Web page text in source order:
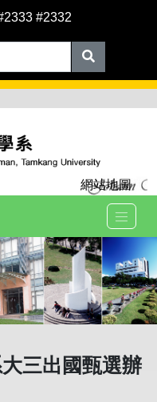
#2332
網站地圖
三出國甄選辦